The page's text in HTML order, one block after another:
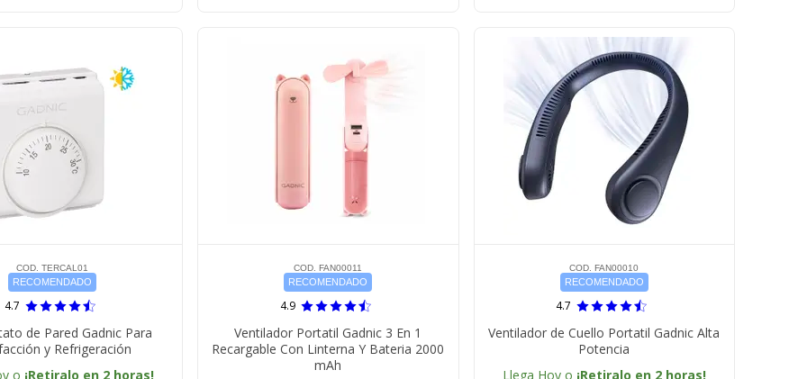
COD. TERCAL01
RECOMENDADO
4.7
de Pared Gadnic Para
y Refrigeración
o ¡Retiralo en 2 horas!
COD. FAN00011
RECOMENDADO
4.9
Ventilador Portatil Gadnic 3 En 1
Recargable Con Linterna Y Bateria 2000
mAh
COD. FAN00010
RECOMENDADO
4.7
Ventilador de Cuello Portatil Gadnic Alta
Potencia
Llega Hoy o ¡Retiralo en 2 horas!